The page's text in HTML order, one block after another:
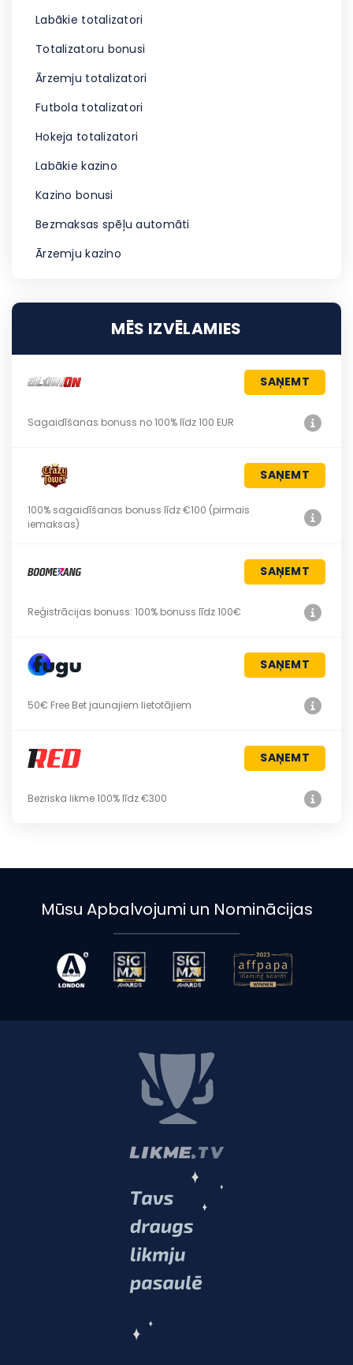
Labākie totalizatori
Totalizatoru bonusi
Ārzemju totalizatori
Futbola totalizatori
Hokeja totalizatori
Labākie kazino
Kazino bonusi
Bezmaksas spēļu automāti
Ārzemju kazino
MĒS IZVĒLAMIES
SAŅEMT
Sagaidīšanas bonuss no 100% līdz 100 EUR
SAŅEMT
100% sagaidīšanas bonuss līdz €100 (pirmais
iemaksas)
SAŅEMT
Reģistrācijas bonuss: 100% bonuss līdz 100€
SAŅEMT
50€ Free Bet jaunajiem lietotājiem
SAŅEMT
Bezriska likme 100% līdz €300
Mūsu Apbalvojumi un Nominācijas